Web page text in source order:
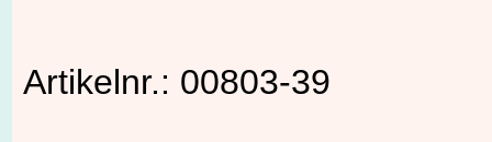
Artikelnr.: 00803-39